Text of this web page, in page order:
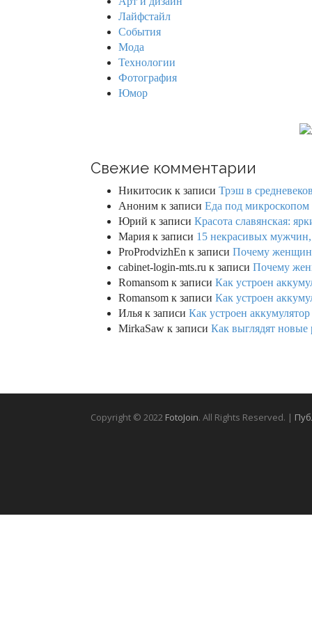
Лайфстайл
События
Мода
Технологии
Фотография
Юмор
Свежие комментарии
Никитосик к записи Трэш в
Аноним к записи Еда под микроскопом
Юрий к записи Красота славянская:
Мария к записи 15 некрасивых
ProProdvizhEn к записи Почему
cabinet-login-mts.ru к записи Почему
Romansom к записи Как устроен
Romansom к записи Как устроен
Илья к записи Как устроен
MirkaSaw к записи Как выглядят новые
Copyright © 2022 FotoJoin. All Rights Reserved. |